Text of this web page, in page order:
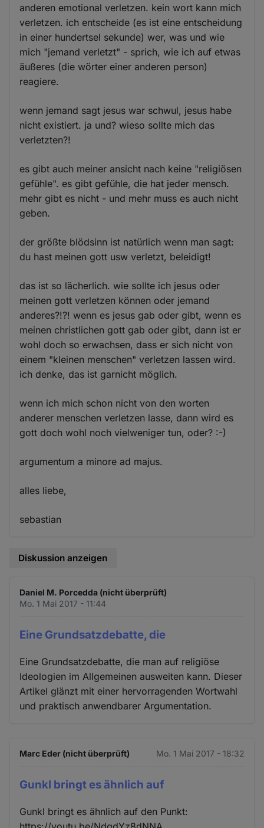
anderen emotional verletzen. kein wort kann mich
verletzen. ich entscheide (es ist eine entscheidung
in einer hundertsel sekunde) wer, was und wie
mich "jemand verletzt" - sprich, wie ich auf etwas
äußeres (die wörter einer anderen person)
reagiere.
wenn jemand sagt jesus war schwul, jesus habe
nicht existiert. ja und? wieso sollte mich das
verletzten?!
es gibt auch meiner ansicht nach keine "religiösen
gefühle". es gibt gefühle, die hat jeder mensch.
mehr gibt es nicht - und mehr muss es auch nicht
geben.
der größte blödsinn ist natürlich wenn man sagt:
du hast meinen gott usw verletzt, beleidigt!
das ist so lächerlich. wie sollte ich jesus oder
meinen gott verletzen können oder jemand
anderes?!?! wenn es jesus gab oder gibt, wenn es
meinen christlichen gott gab oder gibt, dann ist er
wohl doch so erwachsen, dass er sich nicht von
einem "kleinen menschen" verletzen lassen wird.
ich denke, das ist garnicht möglich.
wenn ich mich schon nicht von den worten
anderer menschen verletzen lasse, dann wird es
gott doch wohl noch vielweniger tun, oder? :-)
argumentum a minore ad majus.
alles liebe,
sebastian
Diskussion anzeigen
Daniel M. Porcedda (nicht überprüft)
Mo. 1 Mai 2017 - 11:44
Eine Grundsatzdebatte, die
Eine Grundsatzdebatte, die man auf religiöse
Ideologien im Allgemeinen ausweiten kann. Dieser
Artikel glänzt mit einer hervorragenden Wortwahl
und praktisch anwendbarer Argumentation.
Marc Eder (nicht überprüft) Mo. 1 Mai 2017 - 18:32
Gunkl bringt es ähnlich auf
Gunkl bringt es ähnlich auf den Punkt: